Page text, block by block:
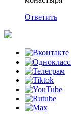
Ответить